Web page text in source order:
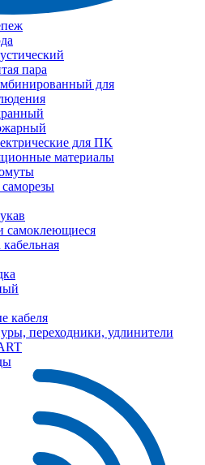
пара
для
для ПК
материалы
самоклеющиеся
кабеля
переходники, удлинители